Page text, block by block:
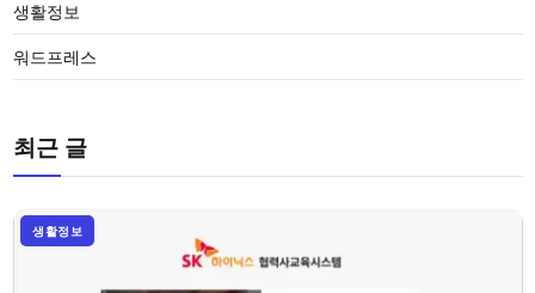
생활정보
워드프레스
최근 글
생활정보